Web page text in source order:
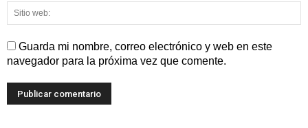
Guarda mi nombre, correo electrónico y web en este
navegador para la próxima vez que comente.